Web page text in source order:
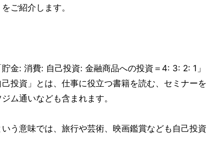
ご紹介します。
金: 消費: 自己投資: 金融商品への投資＝4: 3: 2: 1」
投資」とは、仕事に役立つ書籍を読む、セミナーを
ム通いなども含まれます。
う意味では、旅行や芸術、映画鑑賞なども自己投資